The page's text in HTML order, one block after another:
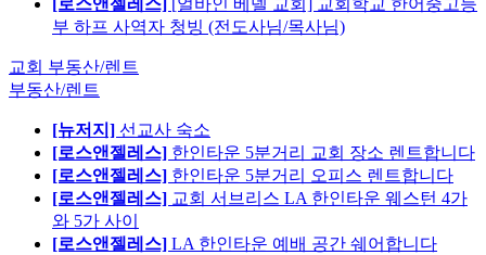
[로스앤젤레스] [얼바인 베델 교회] 교회학교 한어중고등
부 하프 사역자 청빙 (전도사님/목사님)
교회 부동산/렌트
부동산/렌트
[뉴저지] 선교사 숙소
[로스앤젤레스] 한인타운 5분거리 교회 장소 렌트합니다
[로스앤젤레스] 한인타운 5분거리 오피스 렌트합니다
[로스앤젤레스] 교회 서브리스 LA 한인타운 웨스턴 4가
와 5가 사이
[로스앤젤레스] LA 한인타운 예배 공간 쉐어합니다